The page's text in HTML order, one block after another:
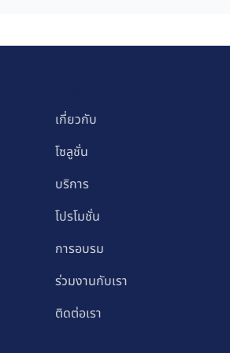
เกี่ยวกับ
โซลูชั่น
บริการ
โปรโมชั่น
การอบรม
ร่วมงานกับเรา
ติดต่อเรา